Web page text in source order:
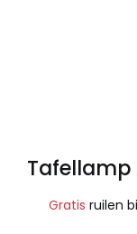
Gratis ruilen